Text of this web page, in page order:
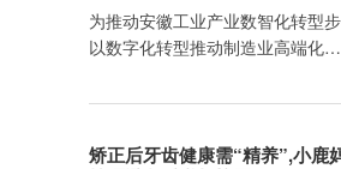
为推动安徽工业产业数智化转型
以数字化转型推动制造业高端化…
矫正后牙齿健康需“精养”,小鹿